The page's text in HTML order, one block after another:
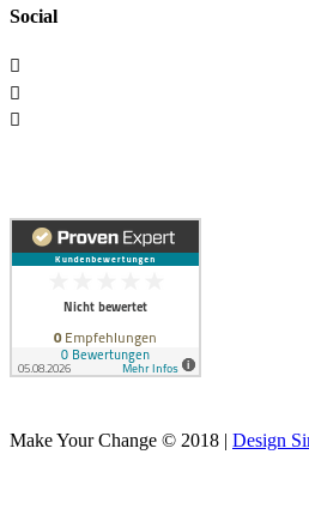
Social
Make Your Change © 2018 | Design